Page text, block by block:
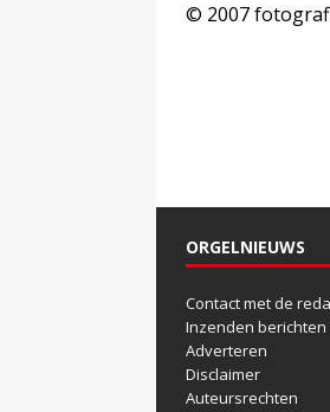
© 2007
ORGELNIEUWS
Contact met de
Inzenden
Adverteren
Disclaimer
Auteursrechten